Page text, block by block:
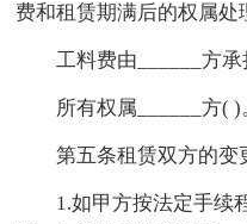
费和租赁期满后的权属处
工料费由______方承
所有权属______方( )
第五条租赁双方的变
1.如甲方按法定手续